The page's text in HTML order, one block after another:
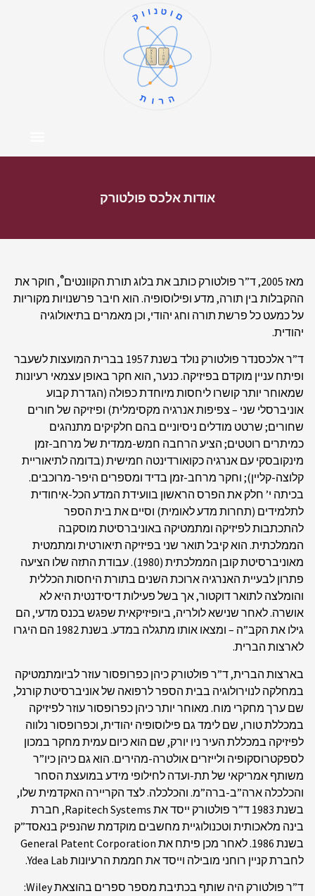
א
ב
ג
ד
ה
ו
ז
ח
ט
י
קוונטום
תורה
אודות אלכס פולטורק
מאז 2005, ד”ר פולטורק כותב את בלוג תורת הקוונטים ®, חוקר את
ההקבלות בין תורה, מדע ופילוסופיה. הוא חיבר פרשנויות מקוריות
על כמעט כל פרשת תורה וחג יהודי, וכן מאמרים בתיאולוגיה
יהודית.
ד”ר אלכסנדר פולטורק נולד בשנת 1957 בברית המועצות לשעבר
ופיתח עניין מוקדם בפיזיקה. כנער, הוא חקר באופן עצמאי רעיונות
שמאוחר יותר קושרו ליחסות מיוחדת כפולה (הגדרת קבוע
אוניברסלי שני – צפיפות אנרגיה מקסימלית) ופיזיקה של חורים
שחורים; שרטט מודלים ניסיוניים בהם חלקיקים מתנהגים
כמיתרים רוטטים; הציע הרחבה חמש-ממדית של מרחב-זמן
מינקובסקי עם אנרגיה כקואורדינטה חמישית (בדומה לתיאוריית
קלוצה-קליין); וחקר מרחב-זמן בדיד ומספרים היפר-מרוכבים.
בכיתה י’ חלק את הפרס הראשון בוועידת המדע הכל-איחודית
לתלמידים (תחרות מדע לאומית) וסיים את בית הספר
להתכתבות לפיזיקה ומתמטיקה באוניברסיטת מוסקבה
הממלכתית. הוא קיבל תואר שני בפיזיקה תיאורטית ומתמטית
מאוניברסיטת קובן הממלכתית (1980). עבודת התזה שלו הציעה
פתרון לבעיית האנרגיה ארוכת השנים בתורת היחסות הכללית
והומלצה לתואר דוקטור, אך בשל פעילות דיסידנטית היא לא
אושרה. לאחר שנישא לולריה, ביופיזיקאית שפגש בכנס מדעי, הם
גילו את הקב”ה – ומצאו אותו מתגלה במדע. בשנת 1982 הם היגרו
לארצות הברית.
בארצות הברית, ד”ר פולטורק כיהן כפרופסור עוזר לביומתמטיקה
במחלקה לנוירולוגיה בבית הספר לרפואה של אוניברסיטת קורנל,
שם ערך מחקרי מוח. מאוחר יותר כיהן כפרופסור עוזר לפיזיקה
במכללת טורו, שם לימד גם פילוסופיה יהודית, וכפרופסור נלווה
לפיזיקה במכללת העיר ניו יורק, שם הוא כיום עמית מחקר במכון
לספקטרוסקופיה ולייזרים אולטרה-מהירים. הוא גם כיהן כיו”ר
משותף אמריקאי של תת-ועדה לחילופי מידע במועצת הסחר
והכלכלה ארה”ב-ברה”מ. והכלכלה. לצד הקריירה האקדמית שלו,
בשנת 1983 ד”ר פולטורק ייסד את Rapitech Systems, חברת
בינה מלאכותית וטכנולוגיית מחשבים מוקדמת שהנפיק בנאסד”ק
בשנת 1986. לאחר מכן פיתח את General Patent Corporation
לחברת קניין רוחני מובילה וייסד את חממת הרעיונות Ydea Lab.
ד”ר פולטורק היה שותף בכתיבת מספר ספרים בהוצאת Wiley: